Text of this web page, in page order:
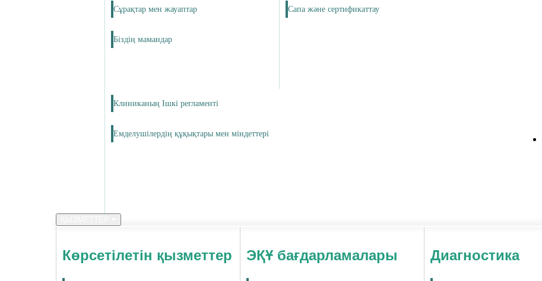
Сұрақтар мен жауаптар
Біздің мамандар
Сапа және сертификаттау
Клиниканың Ішкі регламенті
Емделушілердің құқықтары мен міндеттері
Көрсетілетін қызметтер ЭҚҰ бағдарламалары Диагностика